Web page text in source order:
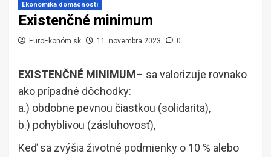
Ekonomika domácnosti
Existenčné minimum
EuroEkonóm.sk 11. novembra 2023 0
EXISTENČNÉ MINIMUM– sa valorizuje rovnako
ako prípadné dôchodky:
a.) obdobne pevnou čiastkou (solidarita),
b.) pohyblivou (zásluhovosť),
Keď sa zvýšia životné podmienky o 10 % alebo